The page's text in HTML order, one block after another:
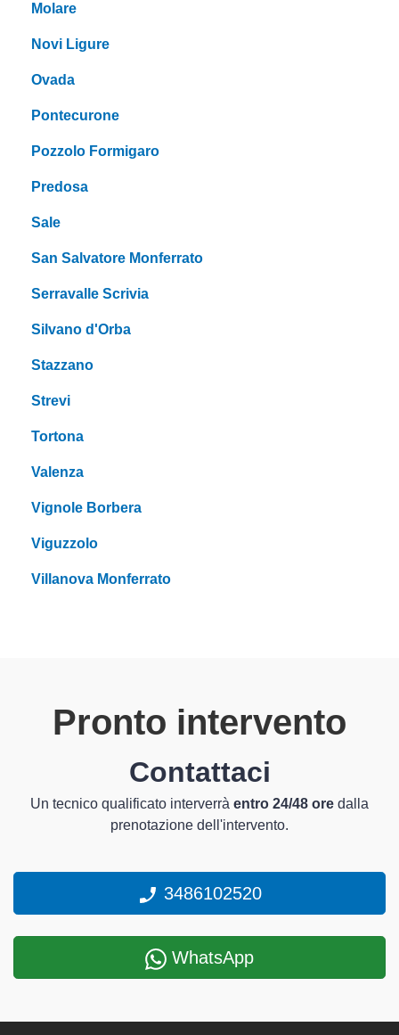
Molare
Novi Ligure
Ovada
Pontecurone
Pozzolo Formigaro
Predosa
Sale
San Salvatore Monferrato
Serravalle Scrivia
Silvano d'Orba
Stazzano
Strevi
Tortona
Valenza
Vignole Borbera
Viguzzolo
Villanova Monferrato
Pronto intervento
Contattaci
Un tecnico qualificato interverrà entro 24/48 ore dalla
prenotazione dell'intervento.
3486102520
WhatsApp